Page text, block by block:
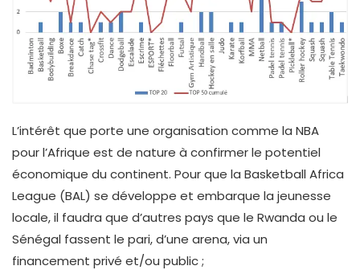
L’intérêt que porte une organisation comme la NBA
pour l’Afrique est de nature à confirmer le potentiel
économique du continent. Pour que la Basketball Africa
League (BAL) se développe et embarque la jeunesse
locale, il faudra que d’autres pays que le Rwanda ou le
Sénégal fassent le pari, d’une arena, via un
financement privé et/ou public ;